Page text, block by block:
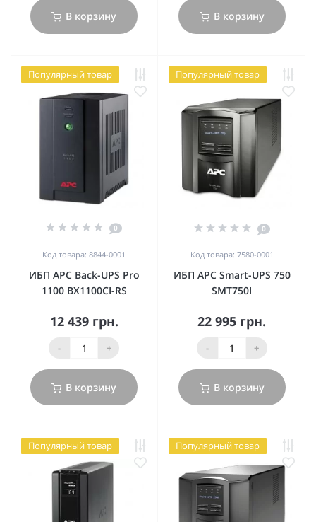
В корзину В корзину
Популярный товар
0
Код товара: 8844-0001
ИБП APC Back-UPS Pro
1100 BX1100CI-RS
12 439 грн.
- +
В корзину
Популярный товар
0
Код товара: 7580-0001
ИБП APC Smart-UPS 750
SMT750I
22 995 грн.
- +
В корзину
Популярный товар Популярный товар